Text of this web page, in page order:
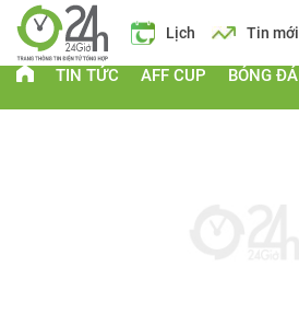
Giá vàng Lịch Tin mới
TIN TỨC AFF CUP BÓNG ĐÁ